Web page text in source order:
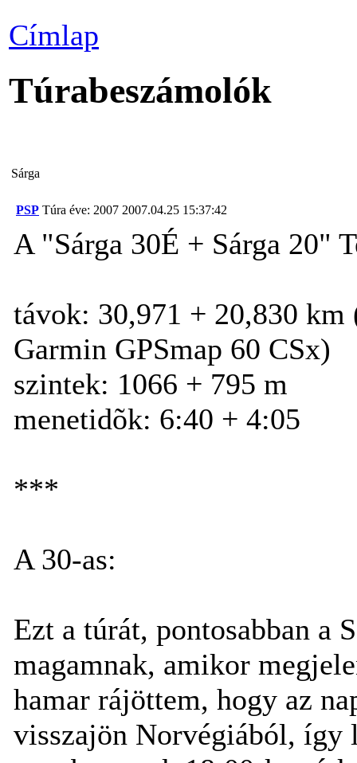
Címlap
Túrabeszámolók
Sárga
PSP Túra éve: 2007 2007.04.25 15:37:42
A "Sárga 30É + Sárga 20"
távok: 30,971 + 20,830
Garmin GPSmap 60 CSx)
szintek: 1066 + 795 m
menetidõk: 6:40 + 4:05
***
A 30-as:
Ezt a túrát, pontosabban a
magamnak, amikor
hamar rájöttem, hogy az
visszajön Norvégiából,